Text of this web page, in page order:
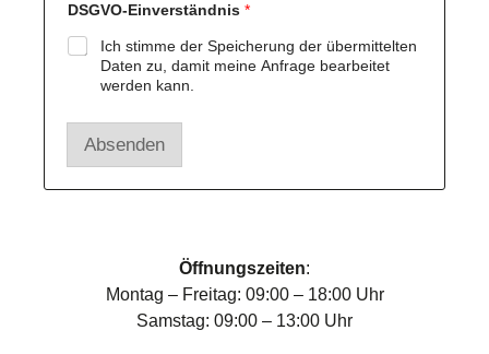
h
r
i
e
DSGVO-Einverständnis*
Ich stimme der Speicherung der übermittelten
Daten zu, damit meine Anfrage bearbeitet
werden kann.
Absenden
Öffnungszeiten:
Montag – Freitag: 09:00 – 18:00 Uhr
Samstag: 09:00 – 13:00 Uhr